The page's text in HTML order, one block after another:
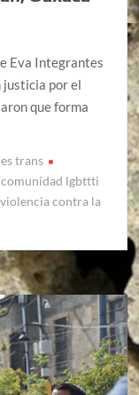
Eva Integrantes
justicia por el
que forma
trans
comunidad lgbttti
violencia contra la